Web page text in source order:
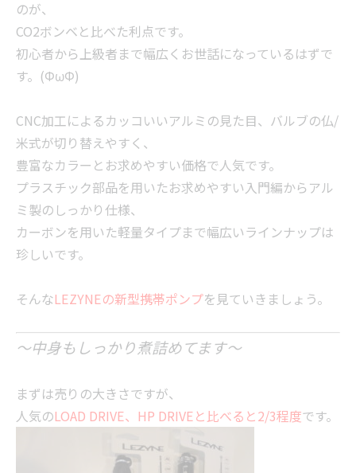
のが、
CO2ボンベと比べた利点です。
初心者から上級者まで幅広くお世話になっているはずで
す。(ΦωΦ)
CNC加工によるカッコいいアルミの見た目、バルブの仏/
米式が切り替えやすく、
豊富なカラーとお求めやすい価格で人気です。
プラスチック部品を用いたお求めやすい入門編からアル
ミ製のしっかり仕様、
カーボンを用いた軽量タイプまで幅広いラインナップは
珍しいです。
そんなLEZYNEの新型携帯ポンプを見ていきましょう。
～中身もしっかり煮詰めてます～
まずは売りの大きさですが、
人気のLOAD DRIVE、HP DRIVEと比べると2/3程度です。